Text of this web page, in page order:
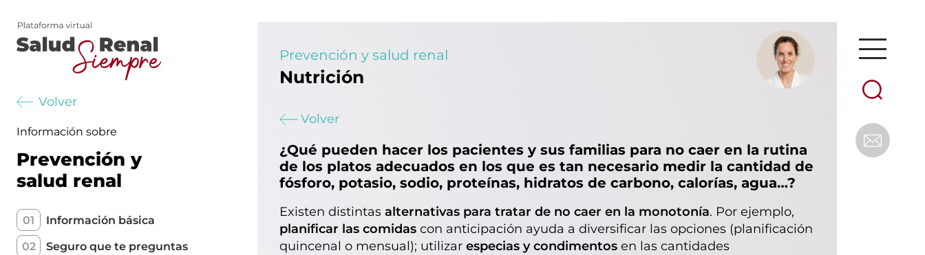
Volver
Información sobre
Prevención y
salud renal
01
Información básica
02
Seguro que te preguntas
Prevención y salud renal
Nutrición
Volver
¿Qué pueden hacer los pacientes y sus familias para no caer en la rutina
de los platos adecuados en los que es tan necesario medir la cantidad de
fósforo, potasio, sodio, proteínas, hidratos de carbono, calorías, agua…?
Existen distintas alternativas para tratar de no caer en la monotonía. Por ejemplo,
planificar las comidascon anticipación ayuda a diversificar las opciones (planificación
quincenal o mensual); utilizar especias y condimentosen las cantidades